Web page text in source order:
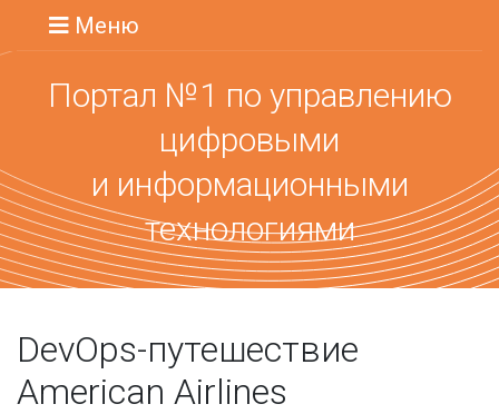
Меню
Портал №1 по управлению
цифровыми
и информационными
технологиями
DevOps-путешествие
American Airlines